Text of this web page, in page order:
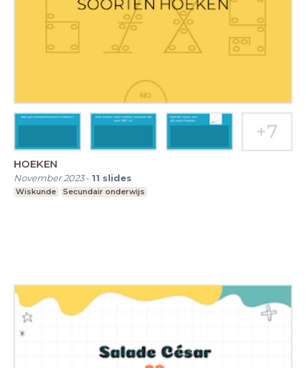
HOEKEN
November 2023- 11 slides
Wiskunde Secundair onderwijs